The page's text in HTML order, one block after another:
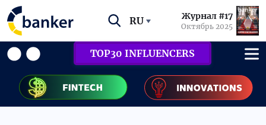
RU Журнал #17
Октябрь 2025
TOP30 INFLUENCERS